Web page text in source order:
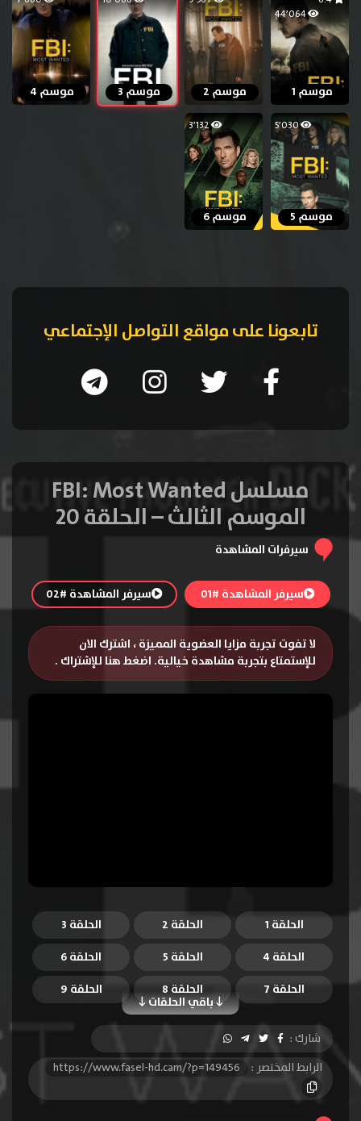
موسم 1 موسم 2 موسم 3 موسم 4
5٬030
موسم 5
3٬132
موسم 6
تابعونا على مواقع التواصل الإجتماعي
مسلسل FBI: Most Wanted
الموسم الثالث – الحلقة 20
سيرفرات المشاهدة
سيرفر المشاهدة #01 سيرفر المشاهدة #02
لا تفوت تجربة مزايا العضوية المميزة ، اشترك الان
للإستمتاع بتجربة مشاهدة خيالية. اضغط هنا للإشتراك .
الحلقة 1 الحلقة 2
الحلقة 3
الحلقة 4
الحلقة 5 الحلقة 6
باقي الحلقات
الحلقة 7 الحلقة 8
الحلقة 9
الحلقة 11
الحلقة 13
الحلقة 14
شارك :
الرابط المختصر :
https://www.fasel-hd.cam/?p=149456